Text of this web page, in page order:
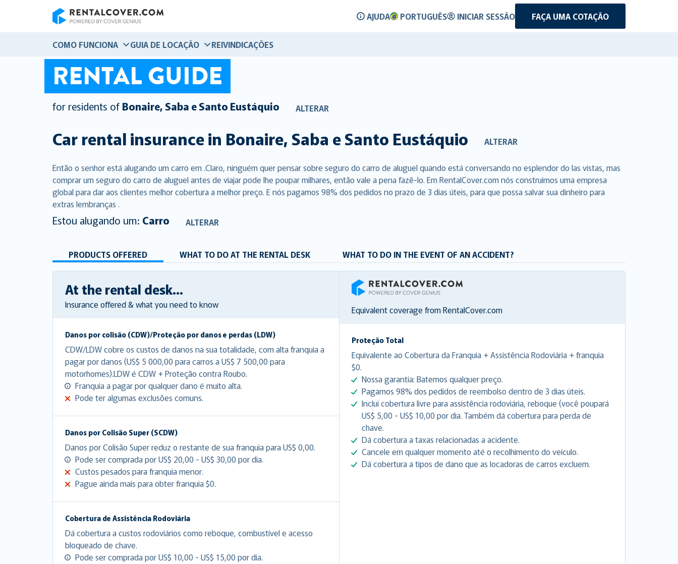
AJUDA PORTUGUÊS INICIAR SESSÃO FAÇA UMA COTAÇÃO
COMO FUNCIONA GUIA DE LOCAÇÃO REIVINDICAÇÕES
RENTAL GUIDE
for residents of Bonaire, Saba e Santo Eustáquio ALTERAR
Car rental insurance in Bonaire, Saba e Santo Eustáquio ALTERAR
Então o senhor está alugando um carro em .Claro, ninguém quer pensar sobre seguro do carro de aluguel quando está conversando no esplendor do las vistas, mas
comprar um seguro do carro de aluguel antes de viajar pode lhe poupar milhares, então vale a pena fazê-lo. Em RentalCover.com nós construímos uma empresa
global para dar aos clientes melhor cobertura a melhor preço. E nós pagamos 98% dos pedidos no prazo de 3 dias úteis, para que possa salvar sua dinheiro para
extras lembranças .
Estou alugando um: Carro ALTERAR
PRODUCTS OFFERED WHAT TO DO AT THE RENTAL DESK WHAT TO DO IN THE EVENT OF AN ACCIDENT?
At the rental desk...
Insurance offered & what you need to know
Danos por colisão (CDW)/Proteção por danos e perdas (LDW)
CDW/LDW cobre os custos de danos na sua totalidade, com alta franquia a
pagar por danos (US$ 5 000,00 para carros a US$ 7 500,00 para
motorhomes).LDW é CDW + Proteção contra Roubo.
Franquia a pagar por qualquer dano é muito alta.
Pode ter algumas exclusões comuns.
Danos por Colisão Super (SCDW)
Danos por Colisão Super reduz o restante de sua franquia para US$ 0,00.
Pode ser comprada por US$ 20,00 - US$ 30,00 por dia.
Custos pesados para franquia menor.
Pague ainda mais para obter franquia $0.
Cobertura de Assistência Rodoviária
Dá cobertura a custos rodoviários como reboque, combustível e acesso
bloqueado de chave.
Pode ser comprada por US$ 10,00 - US$ 15,00 por dia.
RentalCover
Equivalent coverage from RentalCover.com
Proteção Total
Equivalente ao Cobertura da Franquia + Assistência Rodoviária + franquia
$0.
Nossa garantia: Batemos qualquer preço.
Pagamos 98% dos pedidos de reembolso dentro de 3 dias úteis.
Inclui cobertura livre para assistência rodoviária, reboque (você poupará
US$ 5,00 - US$ 10,00 por dia. Também dá cobertura para perda de
chave.
Dá cobertura a taxas relacionadas a acidente.
Cancele em qualquer momento até o recolhimento do veículo.
Dá cobertura a tipos de dano que as locadoras de carros excluem.